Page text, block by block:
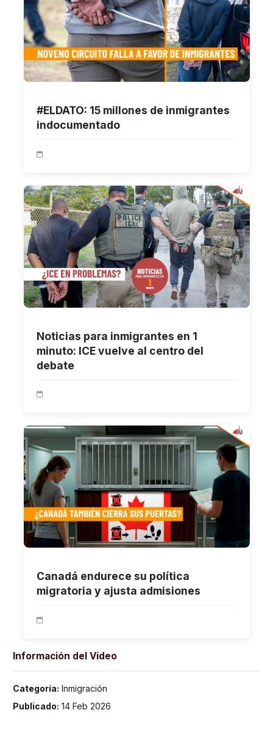
#ELDATO: 15 millones de inmigrantes
indocumentado
Noticias para inmigrantes en 1
minuto: ICE vuelve al centro del
debate
Canadá endurece su política
migratoria y ajusta admisiones
Información del Video
Categoría: Inmigración
Publicado: 14 Feb 2026